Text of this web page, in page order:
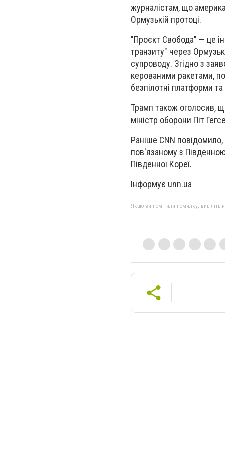
журналістам, що
Ормузькій протоці.
"Проєкт Свобода" — це
транзиту" через
супроводу. Згідно з
керованими ракетами,
безпілотні платформи
Трамп також оголосив,
міністр оборони Піт
Раніше CNN
пов'язаному з
Південної Кореї.
Інформує unn.ua
Якщо ви помітили помилку, виділіть